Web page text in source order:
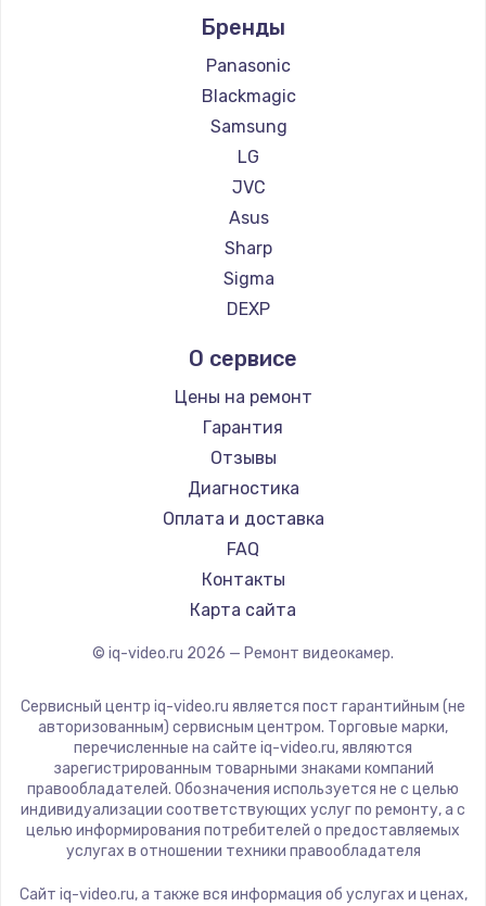
Бренды
Panasonic
Blackmagic
Samsung
LG
JVC
Asus
Sharp
Sigma
DEXP
О сервисе
Цены на ремонт
Гарантия
Отзывы
Диагностика
Оплата и доставка
FAQ
Контакты
Карта сайта
© iq-video.ru 2026 — Ремонт видеокамер.
Сервисный центр iq-video.ru является пост гарантийным (не
авторизованным) сервисным центром. Торговые марки,
перечисленные на сайте iq-video.ru, являются
зарегистрированным товарными знаками компаний
правообладателей. Обозначения используется не с целью
индивидуализации соответствующих услуг по ремонту, а с
целью информирования потребителей о предоставляемых
услугах в отношении техники правообладателя
Сайт iq-video.ru, а также вся информация об услугах и ценах,